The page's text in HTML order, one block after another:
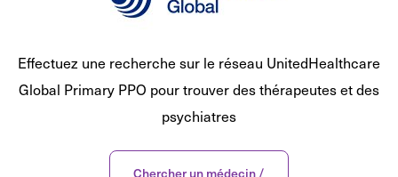
Effectuez une recherche sur le réseau UnitedHealthcare
Global Primary PPO pour trouver des thérapeutes et des
psychiatres
Chercher un médecin /